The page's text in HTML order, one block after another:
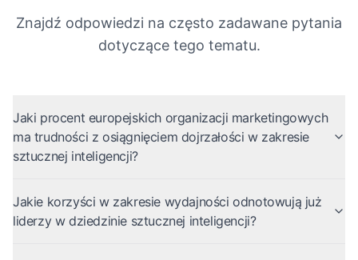
Znajdź odpowiedzi na często zadawane pytania
dotyczące tego tematu.
Jaki procent europejskich organizacji marketingowych
ma trudności z osiągnięciem dojrzałości w zakresie
sztucznej inteligencji?
Jakie korzyści w zakresie wydajności odnotowują już
liderzy w dziedzinie sztucznej inteligencji?